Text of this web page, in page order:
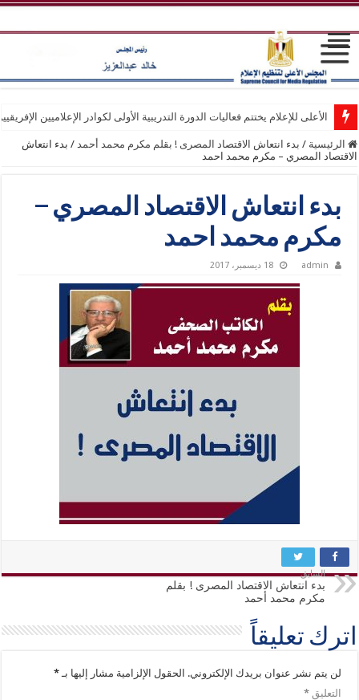
الأعلى للإعلام يختتم فعاليات الدورة التدريبية الأولى لكوادر الإعلاميين
الرئيسية / بدء انتعاش الاقتصاد المصرى ! بقلم مكرم محمد أحمد / بدء انتعاش
الاقتصاد المصري – مكرم محمد احمد
بدء انتعاش الاقتصاد المصري –
مكرم محمد احمد
admin 18 ديسمبر، 2017
السابق
بدء انتعاش الاقتصاد المصرى ! بقلم
مكرم محمد أحمد
اترك تعليقاً
لن يتم نشر عنوان بريدك الإلكتروني. الحقول الإلزامية مشار إليها بـ*
التعليق*